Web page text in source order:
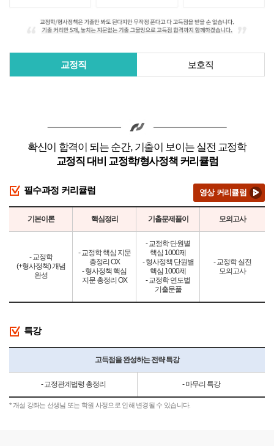
교정직 보호직
확신이 합격이 되는 순간, 기출이 보이는 실전 교정학
교정직 대비 교정학/형사정책 커리큘럼
필수과정 커리큘럼 영상 커리큘럼
기본이론 핵심정리 기출문제풀이 모의고사
- 교정학
(+형사정책) 개념
완성
- 교정학 핵심 지문
총정리 OX
- 형사정책 핵심
지문 총정리 OX
- 교정학 단원별
핵심 1000제
- 형사정책 단원별
핵심 1000제
- 교정학 연도별
기출문풀
- 교정학 실전
모의고사
특강
고득점을 완성하는 전략 특강
- 교정관계법령 총정리 - 마무리 특강
* 개설 강좌는 선생님 또는 학원 사정으로 인해 변경될 수 있습니다.